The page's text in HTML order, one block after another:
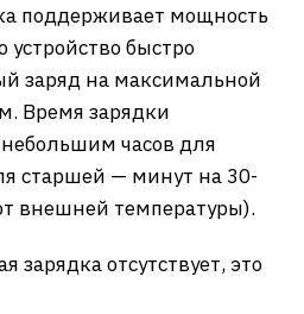
поддерживает мощность
устройство быстро
заряд на максимальной
Время зарядки
небольшим часов для
старшей — минут на 30-
внешней температуры).
зарядка отсутствует, это